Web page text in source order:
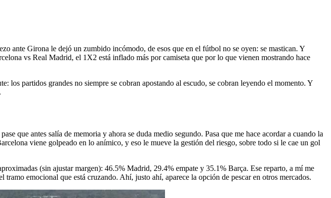
ante Girona le dejó un zumbido incómodo, de esos que en el fútbol no se oyen: se mastican. Y
vs Real Madrid, el 1X2 está inflado más por camiseta que por lo que vienen mostrando hace
partidos grandes no siempre se cobran apostando al escudo, se cobran leyendo el momento. Y
que antes salía de memoria y ahora se duda medio segundo. Pasa que me hace acordar a cuando la
viene golpeado en lo anímico, y eso le mueve la gestión del riesgo, sobre todo si le cae un gol
(sin ajustar margen): 46.5% Madrid, 29.4% empate y 35.1% Barça. Ese reparto, a mí me
emocional que está cruzando. Ahí, justo ahí, aparece la opción de pescar en otros mercados.